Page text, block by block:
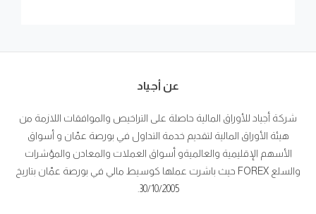
عن أجياد
شركة أجياد للأوراق المالية حاصلة على التراخيص والموافقات اللازمة من
هيئة الأوراق المالية لتقديم خدمة التداول في بورصة عمّان و أسواق
الأسهم الإقليمية والعالميةو أسواق العملات والمعادن والمؤشرات
والسلع FOREX حيث باشرت عملها كوسيط مالي في بورصة عمّان بتاريخ
30/10/2005.